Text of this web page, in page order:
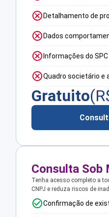
Detalhamento de
Dados
Informações do SPC
Quadro societário e
Gratuito
Consulta Sob
Tenha acesso completo a
CNPJ e reduza riscos de
Confirmação de